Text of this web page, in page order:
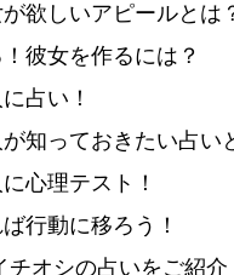
欲しいアピールとは
彼女を作るには？
占い！
知っておきたい占い
心理テスト！
行動に移ろう！
チオシの占いをご紹介